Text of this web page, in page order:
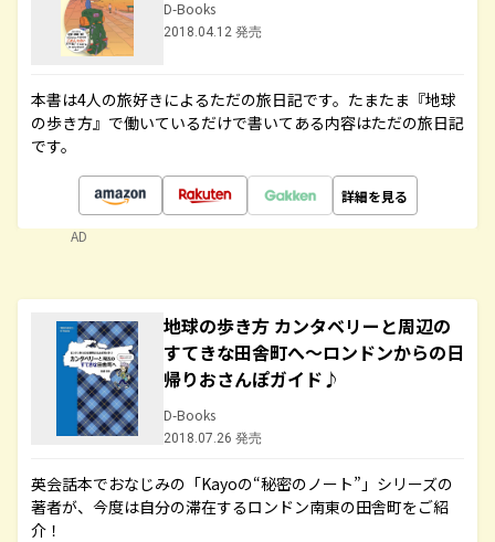
D-Books
2018.04.12 発売
本書は4人の旅好きによるただの旅日記です。たまたま『地球
の歩き方』で働いているだけで書いてある内容はただの旅日記
です。
詳細を見る
AD
地球の歩き方 カンタベリーと周辺の
すてきな田舎町へ～ロンドンからの日
帰りおさんぽガイド♪
D-Books
2018.07.26 発売
英会話本でおなじみの「Kayoの“秘密のノート”」シリーズの
著者が、今度は自分の滞在するロンドン南東の田舎町をご紹
介！